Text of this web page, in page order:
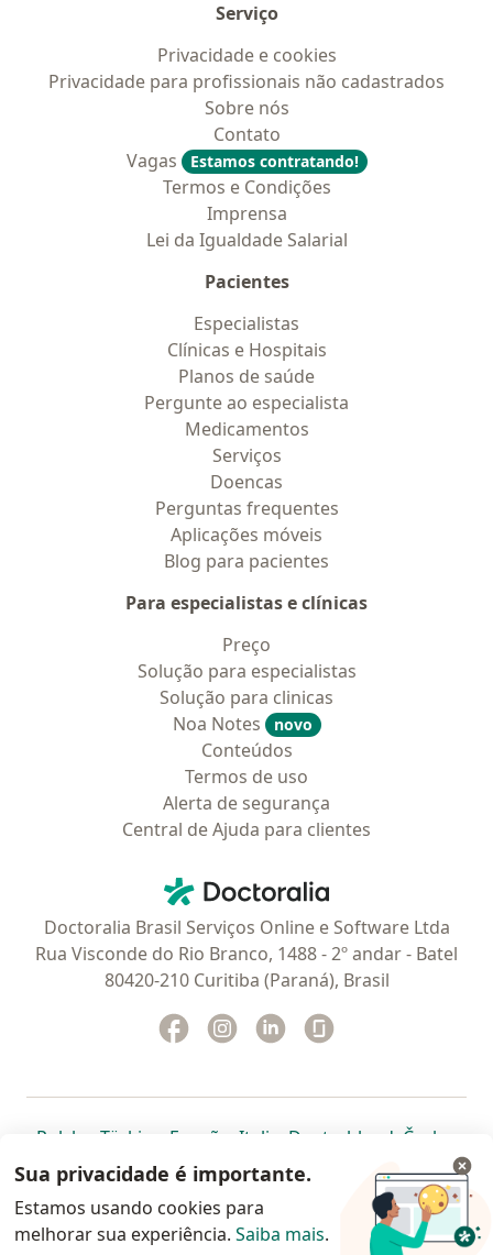
Serviço
Privacidade e cookies
Privacidade para profissionais não cadastrados
Sobre nós
Contato
Vagas
Estamos contratando!
Termos e Condições
Imprensa
Lei da Igualdade Salarial
Pacientes
Especialistas
Clínicas e Hospitais
Planos de saúde
Pergunte ao especialista
Medicamentos
Serviços
Doencas
Perguntas frequentes
Aplicações móveis
Blog para pacientes
Para especialistas e clínicas
Preço
Solução para especialistas
Solução para clinicas
Noa Notes
novo
Conteúdos
Termos de uso
Alerta de segurança
Central de Ajuda para clientes
Doctoralia - Homepage
Doctoralia Brasil Serviços Online e Software Ltda
Rua Visconde do Rio Branco, 1488 - 2º andar - Batel
80420-210 Curitiba (Paraná), Brasil
Facebook
abre num novo separador
Instagram
abre num novo separador
Linkedin
abre num novo
Polska abre num novo separador
Türkiye abre num novo separador
España abre num novo separador
Italia abre num novo
Deutschlandabre num
Česko
Portugal abre num novo separador
, México abre num novo separador
, abre num novo separador
Brasil abre num novoabre num
abre
Colombia abre num novo
www.doctoralia.com.br © 2026 - Agende agora sua
Sua privacidade é importante.
Estamos usando cookies para
melhorar sua experiência. Saiba mais.